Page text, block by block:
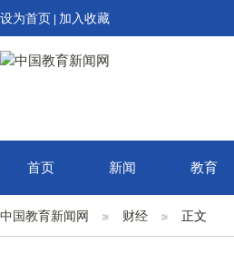
设为首页 加入收藏
首页 新闻 教育
中国教育新闻网 财经 正文